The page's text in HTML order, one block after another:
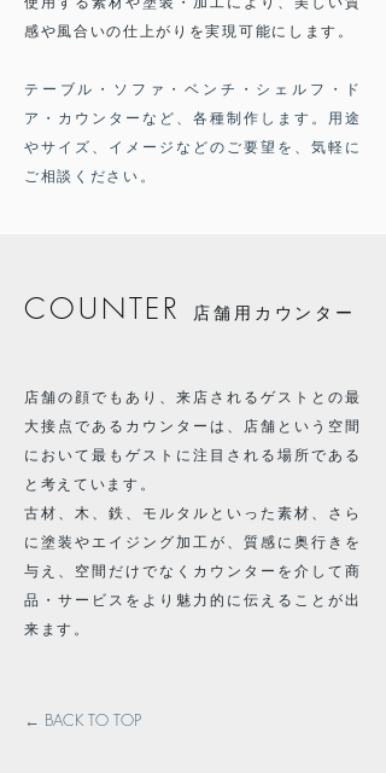
← BACK TO TOP
店舗の顔でもあり、来店されるゲストとの最
大接点であるカウンターは、店舗という空間
において最もゲストに注目される場所である
と考えています。
古材、木、鉄、モルタルといった素材、さら
に塗装やエイジング加工が、質感に奥行きを
与え、空間だけでなくカウンターを介して商
品・サービスをより魅力的に伝えることが出
来ます。
COUNTER 店舗用カウンター
感や風合いの仕上がりを実現可能にします 。
テーブル・ソファ・ベンチ・シェルフ・ド
ア・カウンターなど、各種制作します。用途
やサイズ、イメージなどのご要望を、気軽に
ご相談ください。